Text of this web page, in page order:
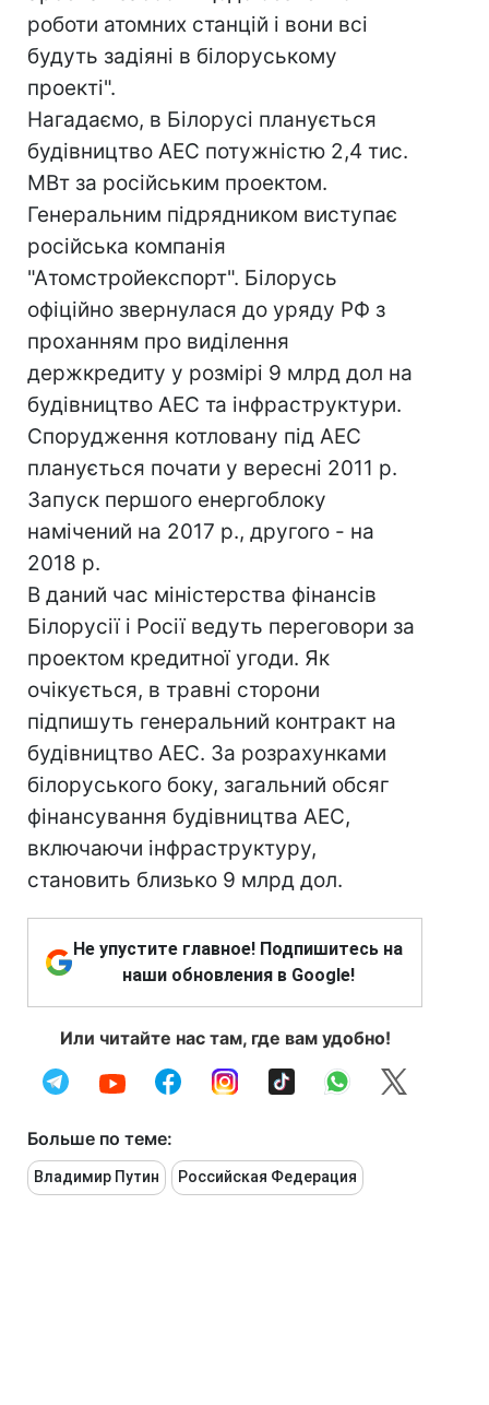
роботи атомних станцій і вони всі
будуть задіяні в білоруському
проекті".
Нагадаємо, в Білорусі планується
будівництво АЕС потужністю 2,4 тис.
МВт за російським проектом.
Генеральним підрядником виступає
російська компанія
"Атомстройекспорт". Білорусь
офіційно звернулася до уряду РФ з
проханням про виділення
держкредиту у розмірі 9 млрд дол на
будівництво АЕС та інфраструктури.
Спорудження котловану під АЕС
планується почати у вересні 2011 р.
Запуск першого енергоблоку
намічений на 2017 р., другого - на
2018 р.
В даний час міністерства фінансів
Білорусії і Росії ведуть переговори за
проектом кредитної угоди. Як
очікується, в травні сторони
підпишуть генеральний контракт на
будівництво АЕС. За розрахунками
білоруського боку, загальний обсяг
фінансування будівництва АЕС,
включаючи інфраструктуру,
становить близько 9 млрд дол.
Не упустите главное! Подпишитесь на
наши обновления в Google!
Или читайте нас там, где вам удобно!
Больше по теме:
Владимир Путин Российская Федерация